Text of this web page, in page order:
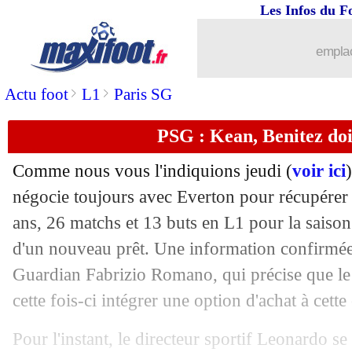
Actu foot> L1 > Paris SG
Les Infos du
PSG : Kean, Benitez
Comme nous vous l'indiquions jeudi (voir ici
négocie toujours avec Everton pour
ans, 26 matchs et 13 buts en L1 pour la
d'un nouveau prêt. Une information
Guardian Fabrizio Romano, qui précise que
cette fois-ci intégrer une option d'achat à
Pour l'instant, le directeur sportif Leonardo se
: Bielsa a perdu aux
02/07 Man Utd: le gardien Heaton rapatrié
02/07 PSG: Ramos, visite médicale
02/07 OM: la piste Almada relancée ?
02/07 : Ramos, Kimpembe l'a
02/07 Real: Varane toujours en réflexion
Chelsea : Gilmour prêté à Norwich